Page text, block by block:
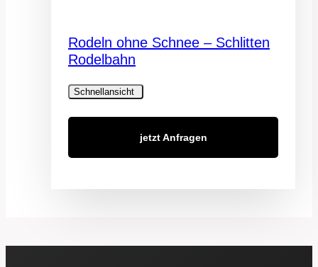
Rodeln ohne Schnee – Schlitten
Rodelbahn
Schnellansicht
jetzt Anfragen